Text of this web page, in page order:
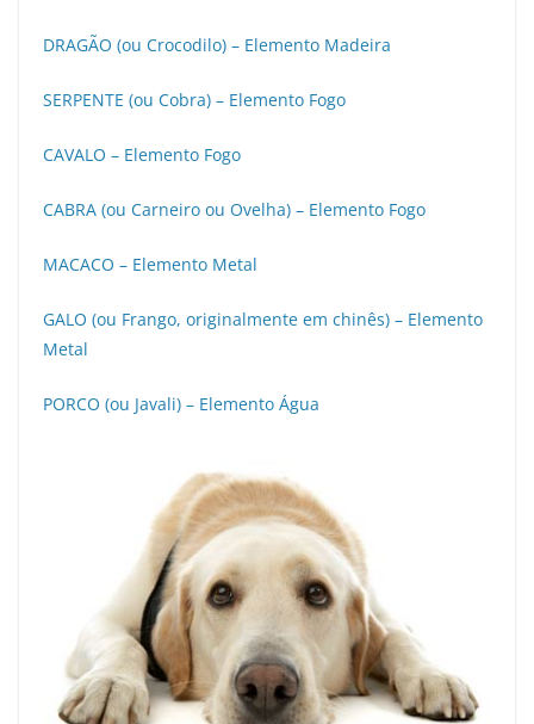
DRAGÃO (ou Crocodilo) – Elemento Madeira
SERPENTE (ou Cobra) – Elemento Fogo
CAVALO – Elemento Fogo
CABRA (ou Carneiro ou Ovelha) – Elemento Fogo
MACACO – Elemento Metal
GALO (ou Frango, originalmente em chinês) – Elemento
Metal
PORCO (ou Javali) – Elemento Água